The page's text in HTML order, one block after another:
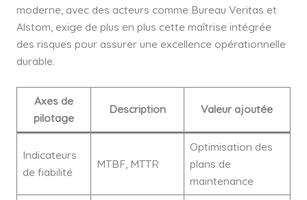
moderne, avec des acteurs comme Bureau Veritas et
Alstom, exige de plus en plus cette maîtrise intégrée
des risques pour assurer une excellence opérationnelle
durable.
Axes de
pilotage
Description Valeur ajoutée
Indicateurs
de fiabilité
MTBF, MTTR
Optimisation des
plans de
maintenance